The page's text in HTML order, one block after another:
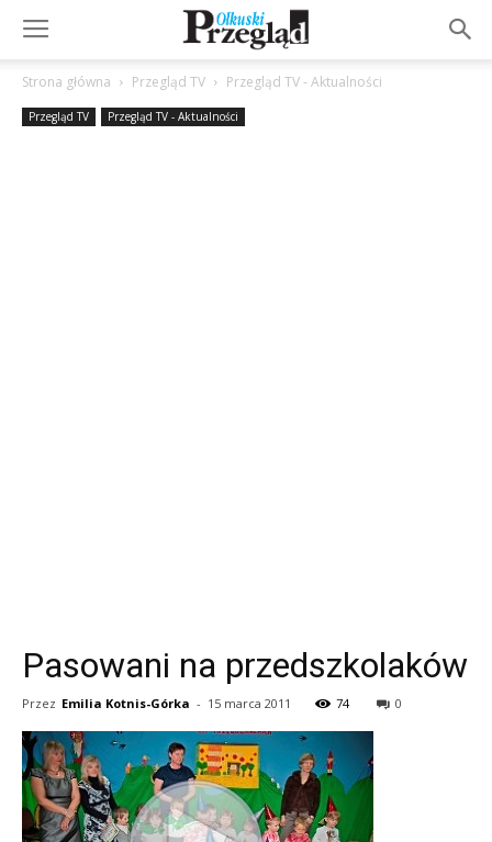
Strona główna Przegląd TV Przegląd TV - Aktualności
Przegląd TV Przegląd TV - Aktualności
Pasowani na przedszkolaków
Przez Emilia Kotnis-Górka - 15 marca 2011 74 0